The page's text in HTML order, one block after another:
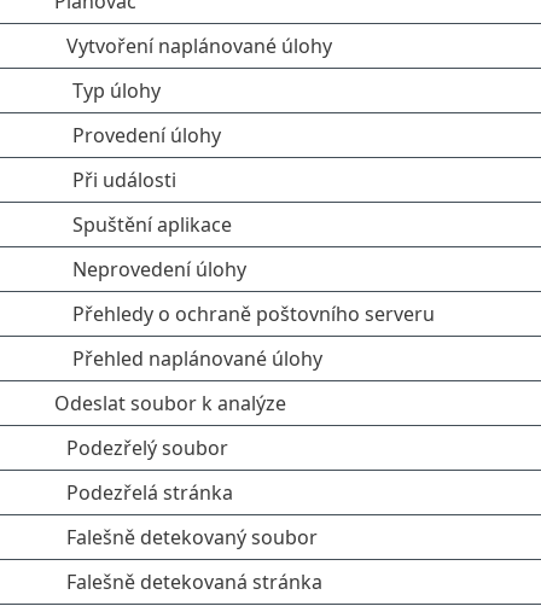
Vytvoření naplánované úlohy
Typ úlohy
Provedení úlohy
Při události
Spuštění aplikace
Neprovedení úlohy
Přehledy o ochraně poštovního serveru
Přehled naplánované úlohy
Odeslat soubor k analýze
Podezřelý soubor
Podezřelá stránka
Falešně detekovaný soubor
Falešně detekovaná stránka